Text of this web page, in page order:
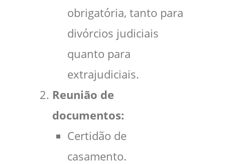
obrigatória, tanto para
divórcios judiciais
quanto para
extrajudiciais.
Reunião de
documentos:
Certidão de
casamento.